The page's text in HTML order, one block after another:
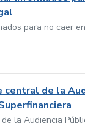
para no caer
central de la
la Audiencia